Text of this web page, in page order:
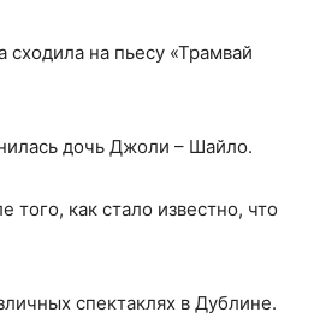
сходила на пьесу «Трамвай
дочь Джоли – Шайло.
того, как стало известно, что
спектаклях в Дублине.